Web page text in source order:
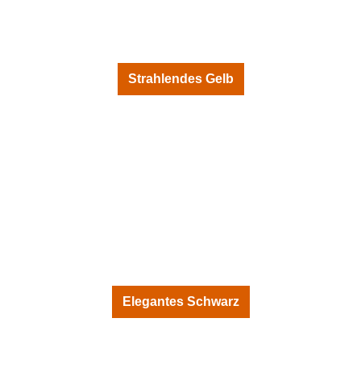
Strahlendes Gelb
Elegantes Schwarz